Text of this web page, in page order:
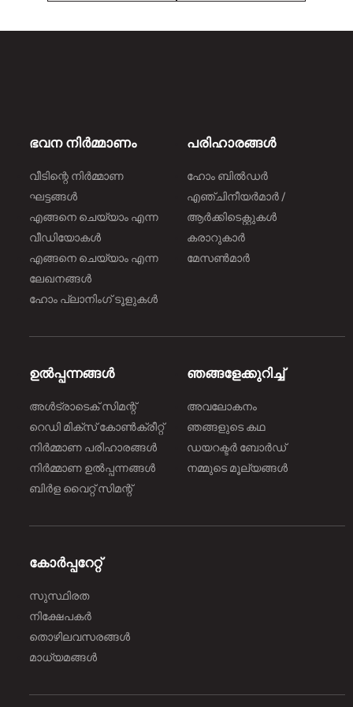
ഭവന നിർമ്മാണം
വീടിന്റെ നിർമ്മാണ
ഘട്ടങ്ങൾ
എങ്ങനെ ചെയ്യാം എന്ന
വീഡിയോകൾ
എങ്ങനെ ചെയ്യാം എന്ന
ലേഖനങ്ങൾ
ഹോം പ്ലാനിംഗ് ടൂളുകൾ
പരിഹാരങ്ങൾ
ഹോം ബിൽഡർ
എഞ്ചിനീയർമാർ /
ആർക്കിടെക്റ്റുകൾ
കരാറുകാർ
മേസൺമാർ
ഉൽപ്പന്നങ്ങൾ
അൾട്രാടെക് സിമന്റ്
റെഡി മിക്സ് കോൺക്രീറ്റ്
നിർമ്മാണ പരിഹാരങ്ങള്‍
നിർമ്മാണ ഉൽപ്പന്നങ്ങൾ
ബിർള വൈറ്റ് സിമന്റ്
ഞങ്ങളേക്കുറിച്ച്
അവലോകനം
ഞങ്ങളുടെ കഥ
ഡയറക്ടർ ബോർഡ്
നമ്മുടെ മൂല്യങ്ങൾ
കോർപ്പറേറ്റ്
സുസ്ഥിരത
നിക്ഷേപകർ
തൊഴിലവസരങ്ങൾ
മാധ്യമങ്ങൾ